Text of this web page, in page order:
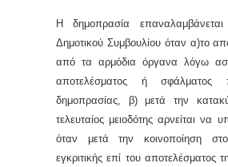
Η δημοπρασία
Δημοτικού Συμβουλίου όταν α)το
από τα αρμόδια όργανα λόγω
αποτελέσματος ή σφάλματος
δημοπρασίας, β) μετά την
τελευταίος μειοδότης αρνείται να
όταν μετά την κοινοποίηση
εγκριτικής επί του